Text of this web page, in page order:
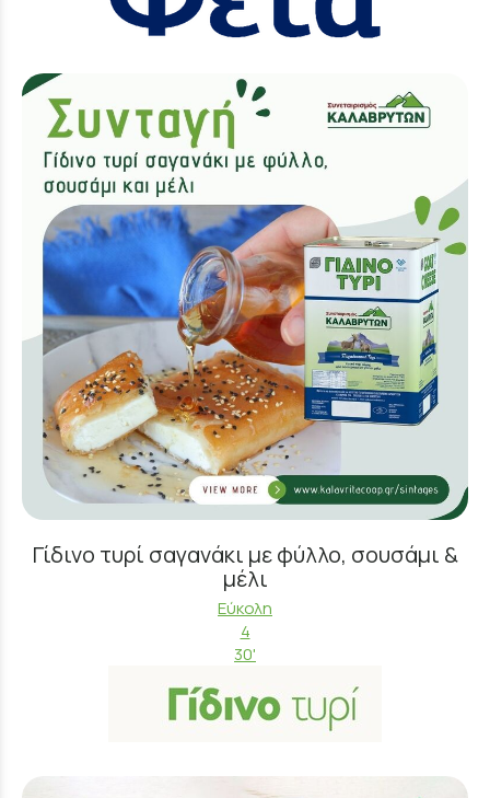
Γίδινο τυρί σαγανάκι με φύλλο, σουσάμι &
μέλι
Εύκολη
4
30'